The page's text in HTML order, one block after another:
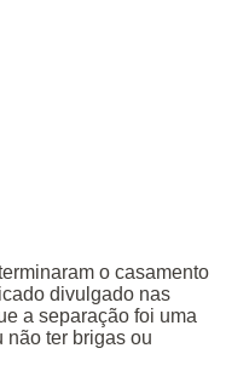
o casamento
divulgado nas
a separação foi uma
não ter brigas ou